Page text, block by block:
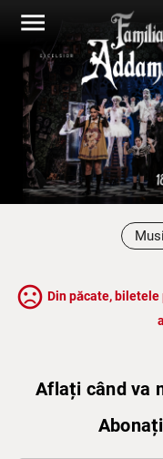
menu
sentiment_very_dissatisfied Din păcate, biletele
Aflați când va